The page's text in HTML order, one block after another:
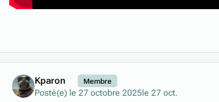
Kparon Membre
Posté(e) le 27 octobre 2025 le 27 oct.